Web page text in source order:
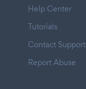
Help Center
Tutorials
Contact Support
Report Abuse